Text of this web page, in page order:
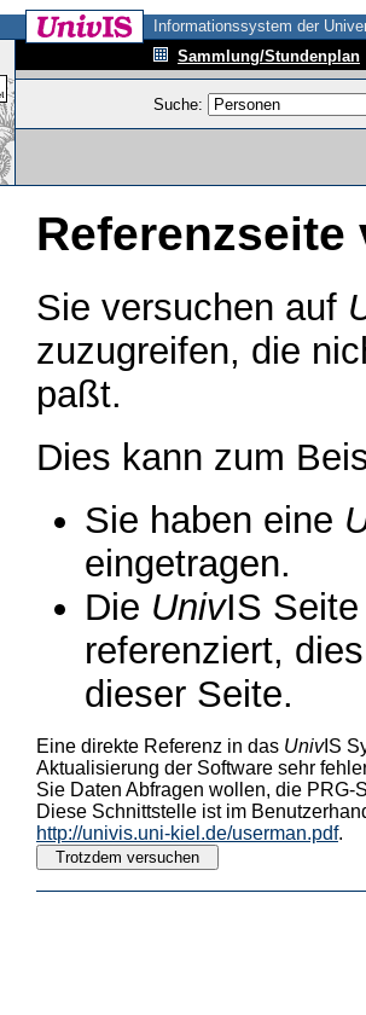
Informationssystem der
Sammlung/Stundenplan
Suche:
Referenzseite
Sie versuchen auf
zuzugreifen, die
paßt.
Dies kann zum
Sie haben eine
eingetragen.
Die UnivIS
referenziert,
dieser Seite.
Eine direkte Referenz in das UnivIS
Aktualisierung der Software sehr
Sie Daten Abfragen wollen, die PRG-
Diese Schnittstelle ist im
http://univis.uni-kiel.de/userman.pdf.